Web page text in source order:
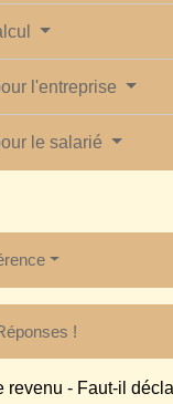
l'entreprise
le salarié
!
revenu - Faut-il